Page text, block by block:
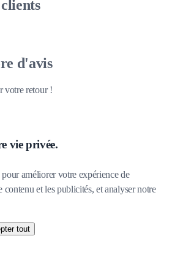
d'avis
votre retour !
vie privée.
pour améliorer votre expérience de
et les publicités, et analyser notre
tout